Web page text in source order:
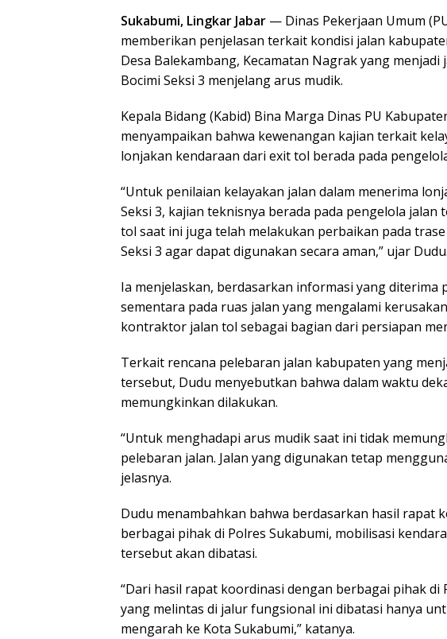
Sukabumi, Lingkar Jabar — Dinas Pekerjaan Umum
memberikan penjelasan terkait kondisi jalan
Desa Balekambang, Kecamatan Nagrak yang
Bocimi Seksi 3 menjelang arus mudik.
Kepala Bidang (Kabid) Bina Marga Dinas PU
menyampaikan bahwa kewenangan kajian terkait
lonjakan kendaraan dari exit tol berada pada
“Untuk penilaian kelayakan jalan dalam menerima
Seksi 3, kajian teknisnya berada pada pengelola
tol saat ini juga telah melakukan perbaikan pada
Seksi 3 agar dapat digunakan secara aman,” ujar
Ia menjelaskan, berdasarkan informasi yang diterima
sementara pada ruas jalan yang mengalami
kontraktor jalan tol sebagai bagian dari persiapan
Terkait rencana pelebaran jalan kabupaten yang
tersebut, Dudu menyebutkan bahwa dalam waktu
memungkinkan dilakukan.
“Untuk menghadapi arus mudik saat ini tidak
pelebaran jalan. Jalan yang digunakan tetap
jelasnya.
Dudu menambahkan bahwa berdasarkan hasil rapat
berbagai pihak di Polres Sukabumi, mobilisasi
tersebut akan dibatasi.
“Dari hasil rapat koordinasi dengan berbagai pihak di
yang melintas di jalur fungsional ini dibatasi hanya
mengarah ke Kota Sukabumi,” katanya.